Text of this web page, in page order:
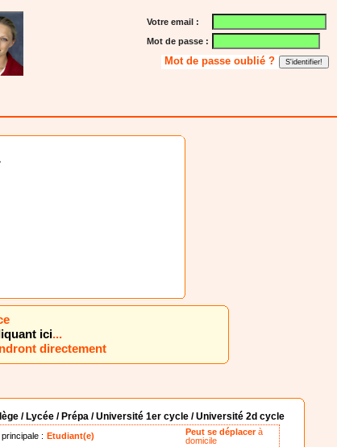
Votre email :
Mot de passe :
Mot de passe oublié ?
ici...
directement
/ Lycée / Prépa / Université 1er cycle / Université 2d cycle
: Etudiant(e) Peut se déplacerà
domicile